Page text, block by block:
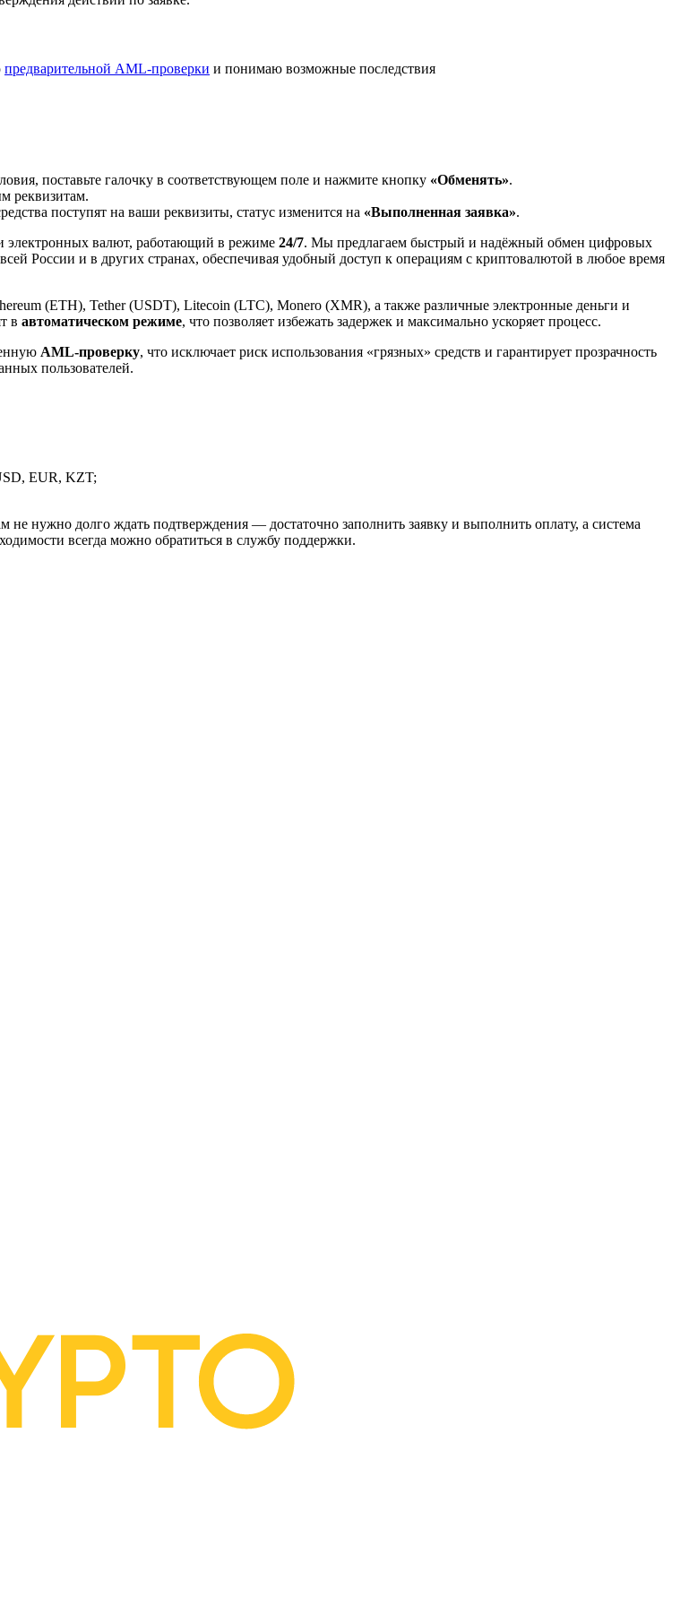
предварительной AML-проверки и понимаю возможные последствия
поставьте галочку в соответствующем поле и нажмите кнопку «Обменять».
реквизитам.
поступят на ваши реквизиты, статус изменится на «Выполненная заявка».
электронных валют, работающий в режиме 24/7. Мы предлагаем быстрый и надёжный обмен цифровых
России и в других странах, обеспечивая удобный доступ к операциям с криптовалютой в любое время
(ETH), Tether (USDT), Litecoin (LTC), Monero (XMR), а также различные электронные деньги и
в автоматическом режиме, что позволяет избежать задержек и максимально ускоряет процесс.
AML-проверку, что исключает риск использования «грязных» средств и гарантирует прозрачность
пользователей.
EUR, KZT;
нужно долго ждать подтверждения — достаточно заполнить заявку и выполнить оплату, а система
всегда можно обратиться в службу поддержки.